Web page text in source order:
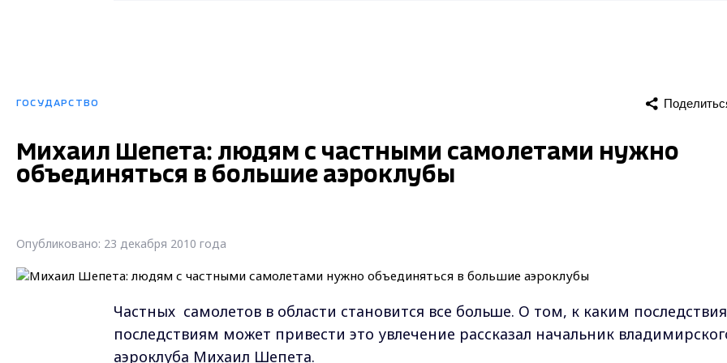
ГОСУДАРСТВО
Михаил Шепета: людям с частными самолетами нужно
объединяться в большие аэроклубы
Опубликовано: 23 декабря 2010 года
Частных самолетов в области становится все больше. О том, к каким
последствиям может привести это увлечение рассказал начальник
аэроклуба Михаил Шепета.